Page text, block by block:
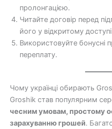
пролонгацією.
Читайте договір перед
його у відкритому
Використовуйте бонусні
переплату.
Чому українці обирають
Groshik став популярним
чесним умовам, простому
зарахуванню грошей.